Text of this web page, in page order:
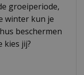
groeiperiode,
winter kun je
beschermen
kies jij?